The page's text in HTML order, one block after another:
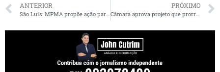
ANTERIOR PRÓXIMO
Câmara aprova projeto que prorroga validade de concursos e seletivos em São Luís